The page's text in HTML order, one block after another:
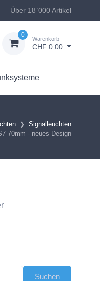
Über 18`000 Artikel
0
Warenkorb
CHF 0.00
Signalleuchten
70mm - neues Design